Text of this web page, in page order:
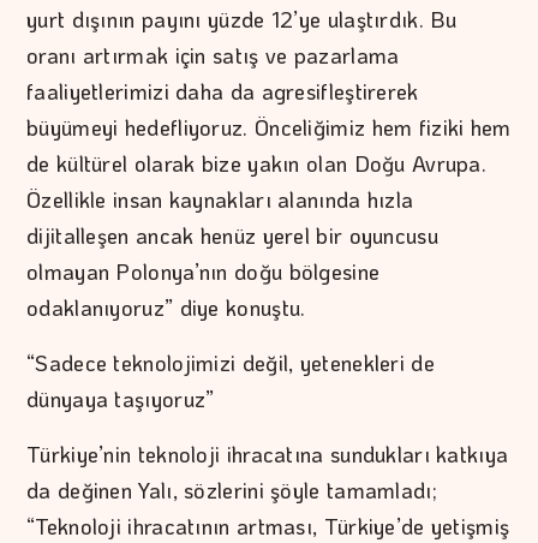
yurt dışının payını yüzde 12’ye ulaştırdık. Bu
oranı artırmak için satış ve pazarlama
faaliyetlerimizi daha da agresifleştirerek
büyümeyi hedefliyoruz. Önceliğimiz hem fiziki hem
de kültürel olarak bize yakın olan Doğu Avrupa.
Özellikle insan kaynakları alanında hızla
dijitalleşen ancak henüz yerel bir oyuncusu
olmayan Polonya’nın doğu bölgesine
odaklanıyoruz” diye konuştu.
“Sadece teknolojimizi değil, yetenekleri de
dünyaya taşıyoruz”
Türkiye’nin teknoloji ihracatına sundukları katkıya
da değinen Yalı, sözlerini şöyle tamamladı;
“Teknoloji ihracatının artması, Türkiye’de yetişmiş